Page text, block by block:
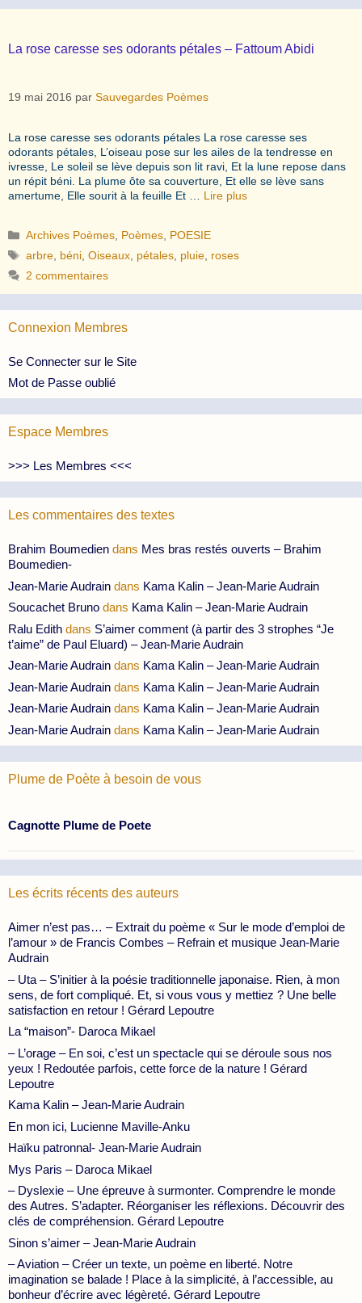
La rose caresse ses odorants pétales – Fattoum Abidi
19 mai 2016 par Sauvegardes Poèmes
La rose caresse ses odorants pétales La rose caresse ses
odorants pétales, L’oiseau pose sur les ailes de la tendresse en
ivresse, Le soleil se lève depuis son lit ravi, Et la lune repose dans
un répit béni. La plume ôte sa couverture, Et elle se lève sans
amertume, Elle sourit à la feuille Et … Lire plus
Catégories
Archives Poèmes Poèmes POESIE
Étiquettes
arbre béni ,Oiseaux pétales pluie roses
2 commentaires
Connexion Membres
Se Connecter sur le Site
Mot de Passe oublié
Espace Membres
>>> Les Membres <<<
Les commentaires des textes
Brahim Boumedien dans Mes bras restés ouverts – Brahim
Boumedien-
Jean-Marie Audrain dans Kama Kalin – Jean-Marie Audrain
Soucachet Bruno dans Kama Kalin – Jean-Marie Audrain
Ralu Edith dans S’aimer comment (à partir des 3 strophes “Je
t’aime” de Paul Eluard) – Jean-Marie Audrain
Jean-Marie Audrain dans Kama Kalin – Jean-Marie Audrain
Jean-Marie Audrain dans Kama Kalin – Jean-Marie Audrain
Jean-Marie Audrain dans Kama Kalin – Jean-Marie Audrain
Jean-Marie Audrain dans Kama Kalin – Jean-Marie Audrain
Plume de Poète à besoin de vous
Cagnotte Plume de Poete
Les écrits récents des auteurs
Aimer n’est pas… – Extrait du poème « Sur le mode d’emploi de
l’amour » de Francis Combes – Refrain et musique Jean-Marie
Audrain
– Uta – S’initier à la poésie traditionnelle japonaise. Rien, à mon
sens, de fort compliqué. Et, si vous vous y mettiez ? Une belle
satisfaction en retour ! Gérard Lepoutre
La “maison”- Daroca Mikael
– L’orage – En soi, c’est un spectacle qui se déroule sous nos
yeux ! Redoutée parfois, cette force de la nature ! Gérard
Lepoutre
Kama Kalin – Jean-Marie Audrain
En mon ici, Lucienne Maville-Anku
Haïku patronnal- Jean-Marie Audrain
Mys Paris – Daroca Mikael
– Dyslexie – Une épreuve à surmonter. Comprendre le monde
des Autres. S’adapter. Réorganiser les réflexions. Découvrir des
clés de compréhension. Gérard Lepoutre
Sinon s’aimer – Jean-Marie Audrain
– Aviation – Créer un texte, un poème en liberté. Notre
imagination se balade ! Place à la simplicité, à l’accessible, au
bonheur d’écrire avec légèreté. Gérard Lepoutre